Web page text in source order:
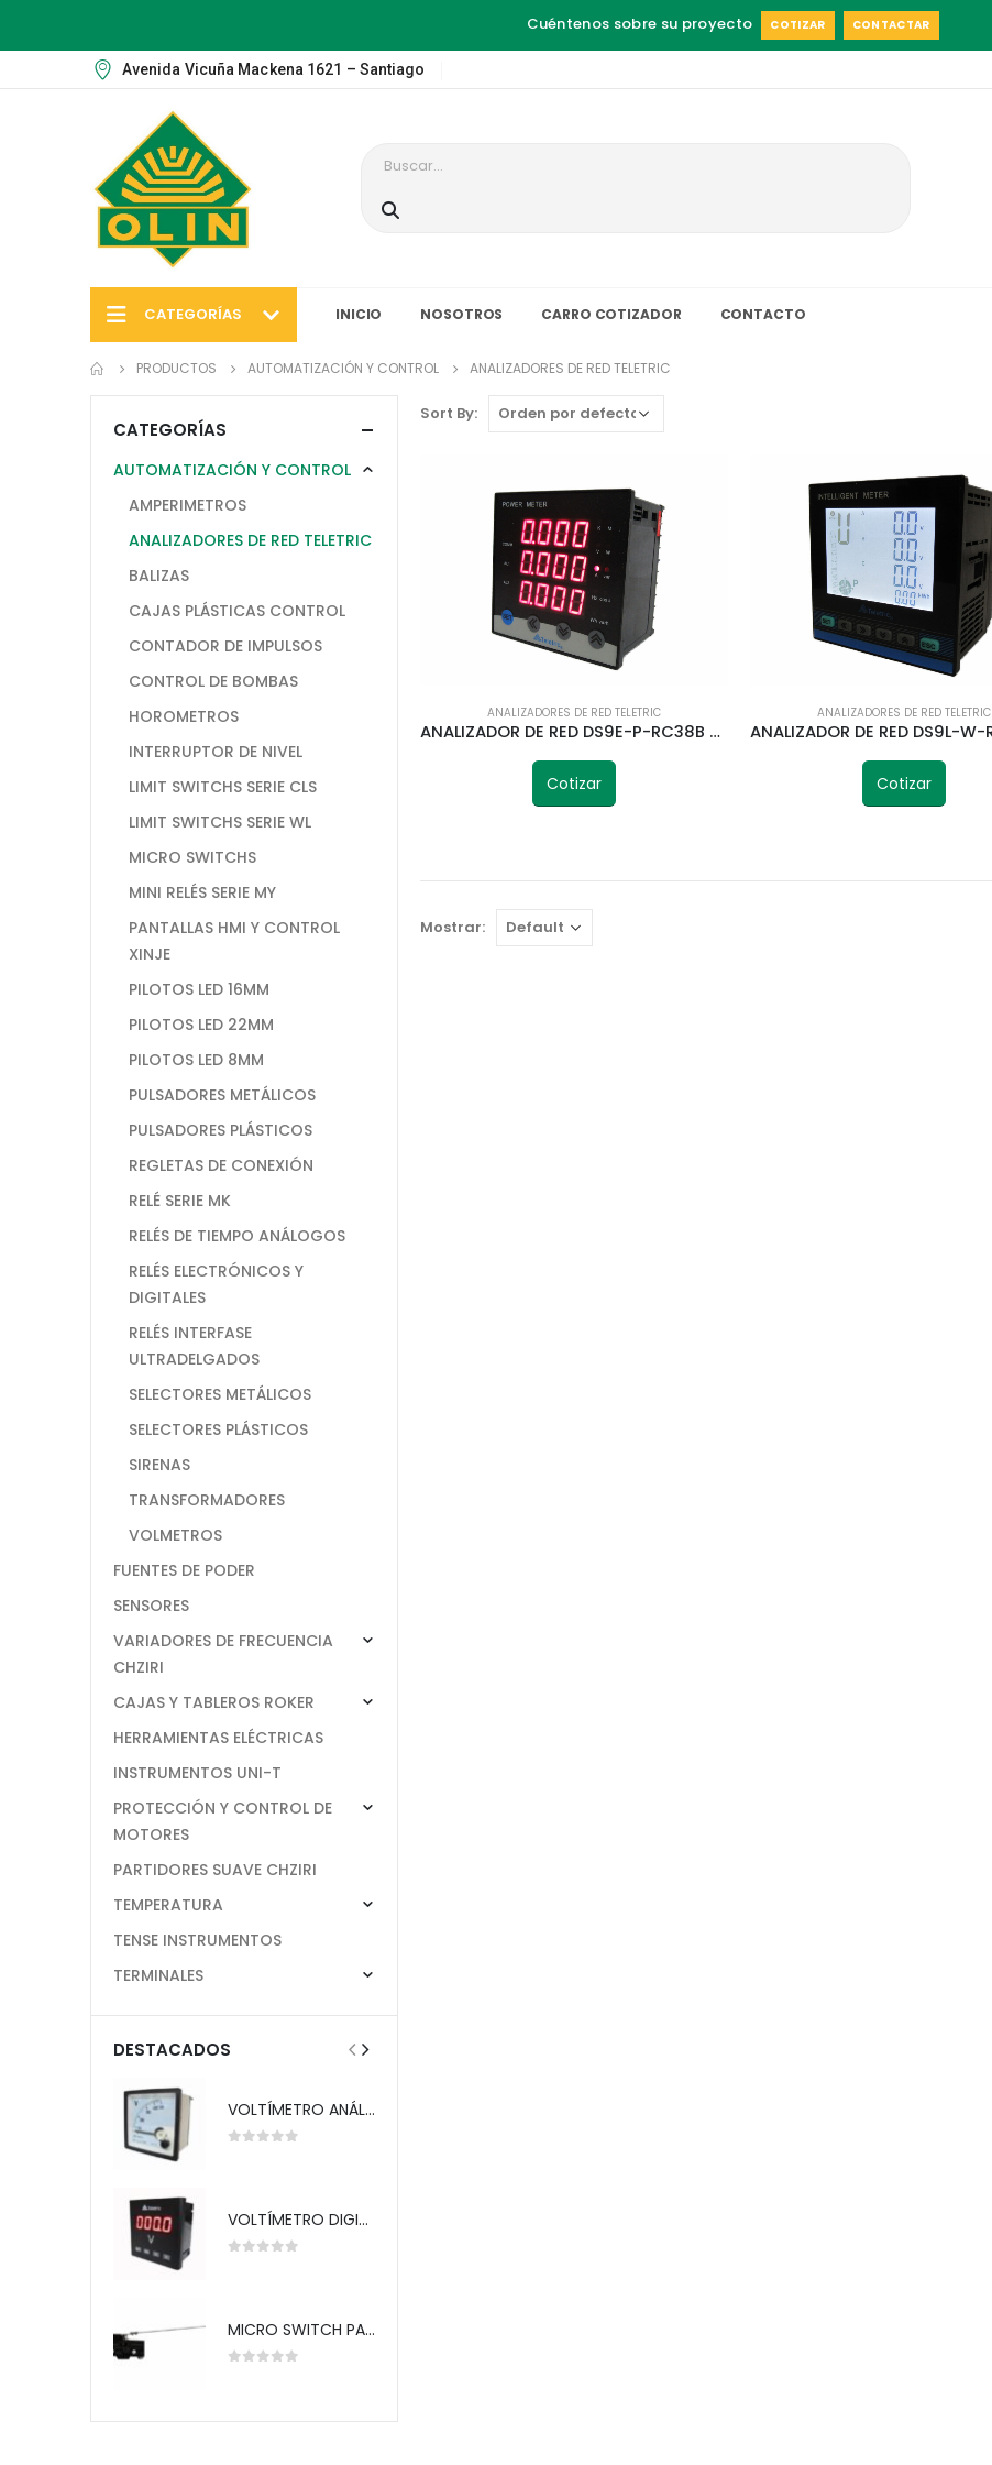
Cuéntenos sobre su proyecto COTIZAR CONTACTAR
Avenida Vicuña Mackena 1621 – Santiago
CATEGORÍAS INICIO NOSOTROS CARRO COTIZADOR CONTACTO
PRODUCTOS AUTOMATIZACIÓN Y CONTROL ANALIZADORES DE RED TELETRIC
Sort By:
ANALIZADORES DE RED TELETRIC
ANALIZADOR DE RED DS9E-P-RC38B 96X96MM TELETRIC
Cotizar
ANALIZADORES DE RED TELETRIC
Cotizar
Mostrar:
CATEGORÍAS
AUTOMATIZACIÓN Y CONTROL
AMPERIMETROS
ANALIZADORES DE RED TELETRIC
BALIZAS
CAJAS PLÁSTICAS CONTROL
CONTADOR DE IMPULSOS
CONTROL DE BOMBAS
HOROMETROS
INTERRUPTOR DE NIVEL
LIMIT SWITCHS SERIE CLS
LIMIT SWITCHS SERIE WL
MICRO SWITCHS
MINI RELÉS SERIE MY
PANTALLAS HMI Y CONTROL
XINJE
PILOTOS LED 16MM
PILOTOS LED 22MM
PILOTOS LED 8MM
PULSADORES METÁLICOS
PULSADORES PLÁSTICOS
REGLETAS DE CONEXIÓN
RELÉ SERIE MK
RELÉS DE TIEMPO ANÁLOGOS
RELÉS ELECTRÓNICOS Y
DIGITALES
RELÉS INTERFASE
ULTRADELGADOS
SELECTORES METÁLICOS
SELECTORES PLÁSTICOS
SIRENAS
TRANSFORMADORES
VOLMETROS
FUENTES DE PODER
SENSORES
VARIADORES DE FRECUENCIA
CHZIRI
CAJAS Y TABLEROS ROKER
HERRAMIENTAS ELÉCTRICAS
INSTRUMENTOS UNI-T
PROTECCIÓN Y CONTROL DE
MOTORES
PARTIDORES SUAVE CHZIRI
TEMPERATURA
TENSE INSTRUMENTOS
TERMINALES
DESTACADOS
VOLTÍMETRO ANÁLOGO 72X72MM 0-500V TELETRIC
VOLTÍMETRO DIGITAL 72X72MM 0-660V SFS-7K1N TELETRIC
MICRO SWITCH PALANCA LARGA XL Z-15HW24-B TELETRIC